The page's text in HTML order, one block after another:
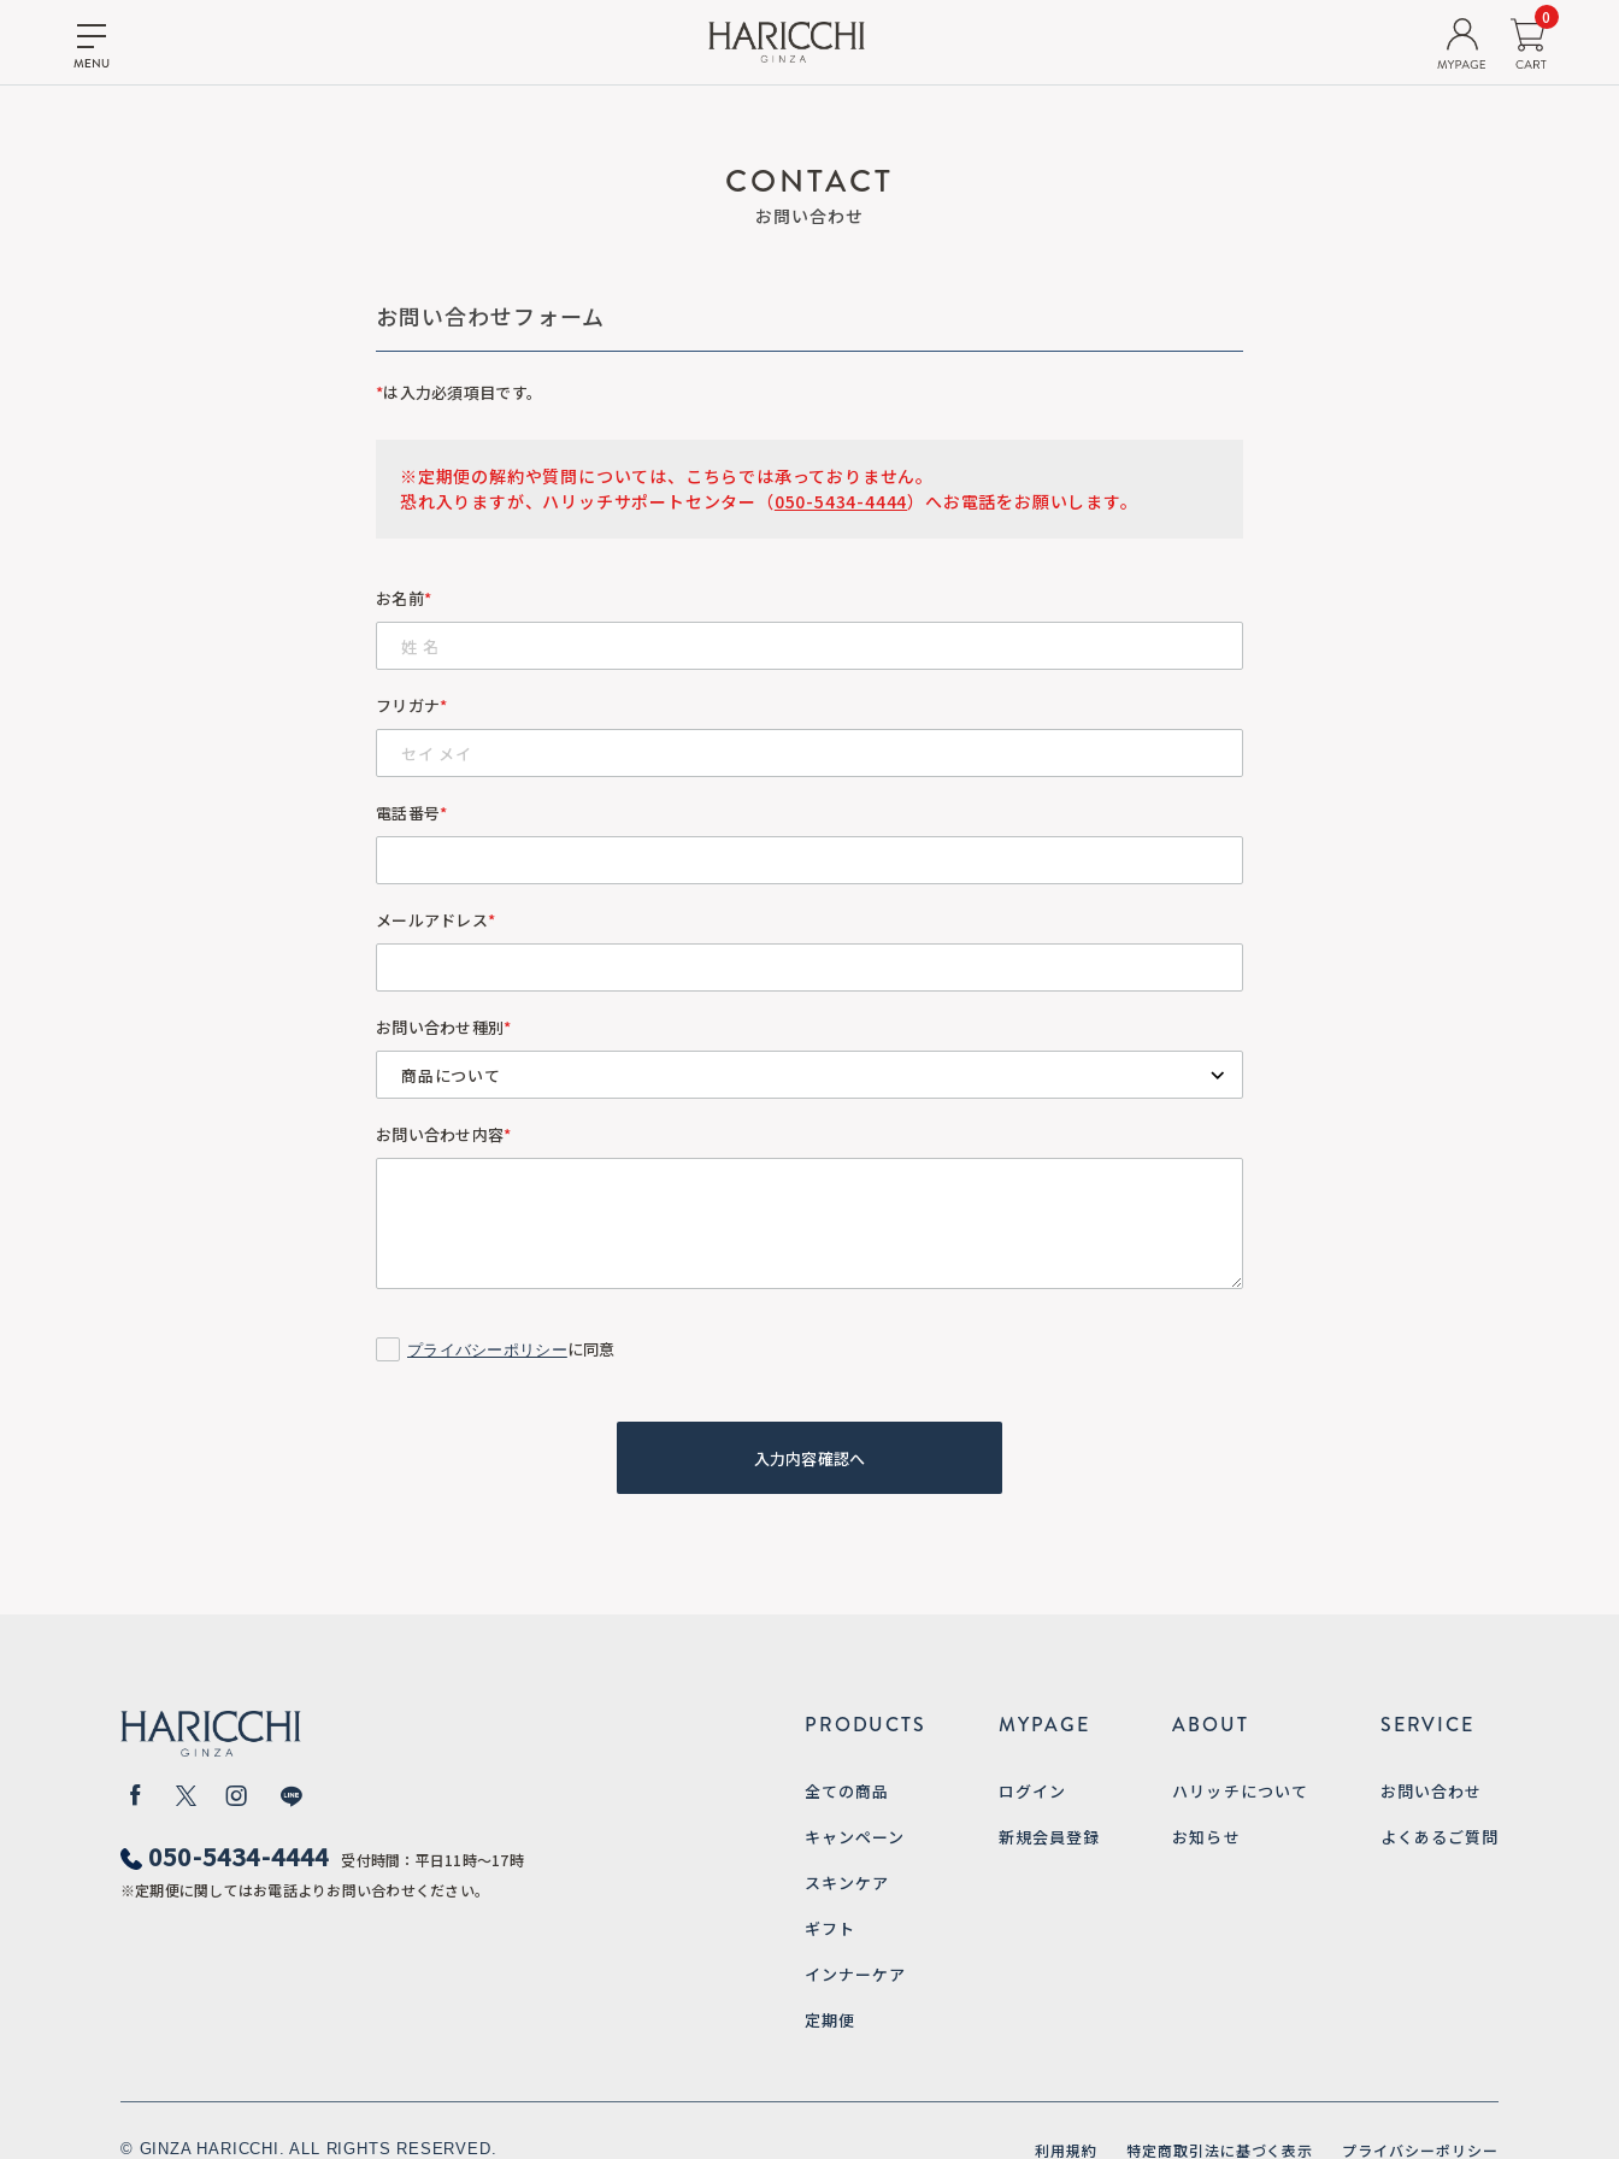
0
お問い合わせ
お問い合わせフォーム
*は入力必須項目です。
※定期便の解約や質問については、こちらでは承っておりません。
恐れ入りますが、ハリッチサポートセンター（050-5434-4444）へお電話をお願いします。
お名前*
フリガナ*
電話番号*
メールアドレス*
お問い合わせ種別*
お問い合わせ内容*
プライバシーポリシーに同意
入力内容確認へ
050-5434-4444
受付時間：平日11時〜17時
※定期便に関してはお電話よりお問い合わせください。
PRODUCTS
全ての商品
キャンペーン
スキンケア
ギフト
インナーケア
定期便
MYPAGE
ログイン
新規会員登録
ABOUT
ハリッチについて
お知らせ
SERVICE
お問い合わせ
よくあるご質問
© GINZA HARICCHI. ALL RIGHTS RESERVED. 利用規約 特定商取引法に基づく表示 プライバシーポリシー